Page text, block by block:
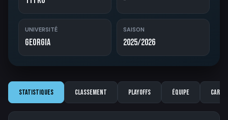
UNIVERSITÉ
Georgia
SAISON
2025/2026
Statistiques Classement Playoffs Équipe